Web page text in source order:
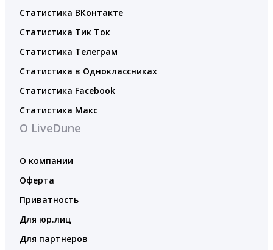
Статистика ВКонтакте
Статистика Тик Ток
Статистика Телеграм
Статистика в Одноклассниках
Статистика Facebook
Статистика Макс
О LiveDune
О компании
Оферта
Приватность
Для юр.лиц
Для партнеров